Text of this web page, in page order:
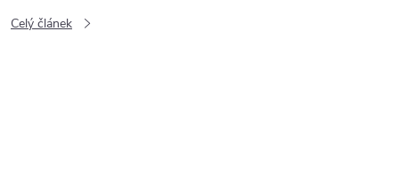
Celý článek